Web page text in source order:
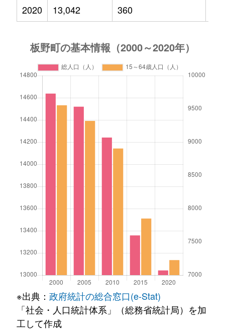
2020
13,042 360
※出典： 政府統計の総合窓口(e-Stat)
「社会・人口統計体系」（総務省統計局）を加
工して作成